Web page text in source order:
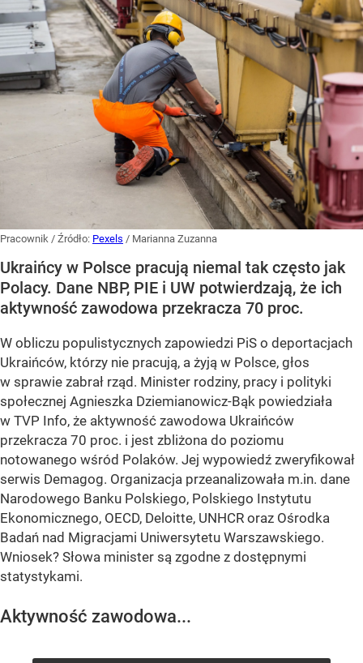
Pracownik / Źródło: Pexels / Marianna Zuzanna
Ukraińcy w Polsce pracują niemal tak często jak
Polacy. Dane NBP, PIE i UW potwierdzają, że ich
aktywność zawodowa przekracza 70 proc.
W obliczu populistycznych zapowiedzi PiS o deportacjach
Ukraińców, którzy nie pracują, a żyją w Polsce, głos
w sprawie zabrał rząd. Minister rodziny, pracy i polityki
społecznej Agnieszka Dziemianowicz-Bąk powiedziała
w TVP Info, że aktywność zawodowa Ukraińców
przekracza 70 proc. i jest zbliżona do poziomu
notowanego wśród Polaków. Jej wypowiedź zweryfikował
serwis Demagog. Organizacja przeanalizowała m.in. dane
Narodowego Banku Polskiego, Polskiego Instytutu
Ekonomicznego, OECD, Deloitte, UNHCR oraz Ośrodka
Badań nad Migracjami Uniwersytetu Warszawskiego.
Wniosek? Słowa minister są zgodne z dostępnymi
statystykami.
Aktywność zawodowa...